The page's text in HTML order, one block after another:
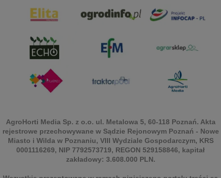
AgroHorti Media Sp. z o.o. ul. Metalowa 5, 60-118 Poznań. Akta
rejestrowe przechowywane w Sądzie Rejonowym Poznań - Nowe
Miasto i Wilda w Poznaniu, VIII Wydziale Gospodarczym, KRS
0001116269, NIP 7792573719, REGON 529158846, kapitał
zakładowy: 3.608.000 PLN.